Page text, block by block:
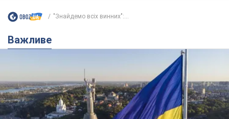
"Знайдемо всіх винних":...
Важливе